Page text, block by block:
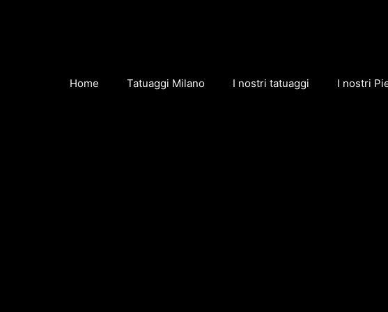
Home Tatuaggi Milano I nostri tatuaggi I nostri